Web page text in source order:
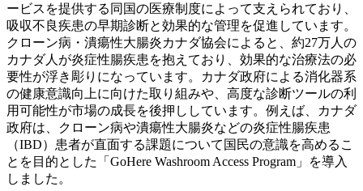
ービスを提供する同国の医療制度によって支えられており、
吸収不良疾患の早期診断と効果的な管理を促進しています。
クローン病・潰瘍性大腸炎カナダ協会によると、約27万人の
カナダ人が炎症性腸疾患を抱えており、効果的な治療法の必
要性が浮き彫りになっています。カナダ政府による消化器系
の健康意識向上に向けた取り組みや、高度な診断ツールの利
用可能性が市場の成長を後押ししています。例えば、カナダ
政府は、クローン病や潰瘍性大腸炎などの炎症性腸疾患
（IBD）患者が直面する課題について国民の意識を高めるこ
とを目的とした「GoHere Washroom Access Program」を導入
しました。